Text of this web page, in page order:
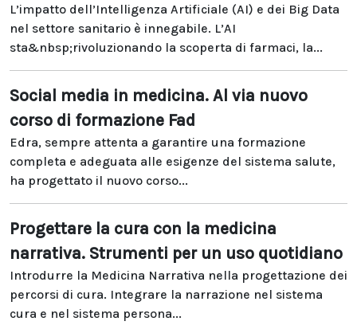
L’impatto dell’Intelligenza Artificiale (AI) e dei Big Data
nel settore sanitario è innegabile. L’AI
sta&nbsp;rivoluzionando la scoperta di farmaci, la...
Social media in medicina. Al via nuovo
corso di formazione Fad
Edra, sempre attenta a garantire una formazione
completa e adeguata alle esigenze del sistema salute,
ha progettato il nuovo corso...
Progettare la cura con la medicina
narrativa. Strumenti per un uso quotidiano
Introdurre la Medicina Narrativa nella progettazione dei
percorsi di cura. Integrare la narrazione nel sistema
cura e nel sistema persona...